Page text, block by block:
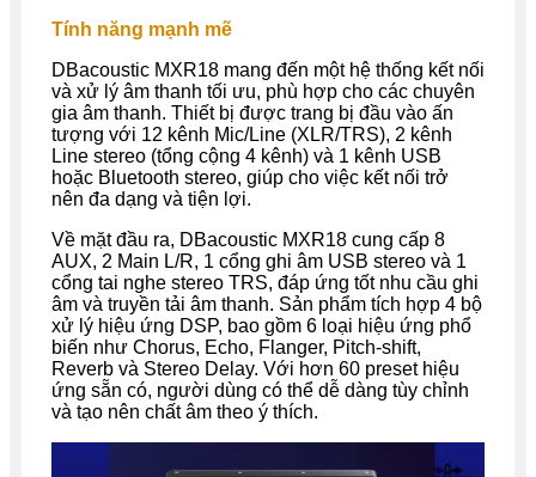
Tính năng mạnh mẽ
DBacoustic MXR18 mang đến một hệ thống kết nối
và xử lý âm thanh tối ưu, phù hợp cho các chuyên
gia âm thanh. Thiết bị được trang bị đầu vào ấn
tượng với 12 kênh Mic/Line (XLR/TRS), 2 kênh
Line stereo (tổng cộng 4 kênh) và 1 kênh USB
hoặc Bluetooth stereo, giúp cho việc kết nối trở
nên đa dạng và tiện lợi.
Về mặt đầu ra, DBacoustic MXR18 cung cấp 8
AUX, 2 Main L/R, 1 cổng ghi âm USB stereo và 1
cổng tai nghe stereo TRS, đáp ứng tốt nhu cầu ghi
âm và truyền tải âm thanh. Sản phẩm tích hợp 4 bộ
xử lý hiệu ứng DSP, bao gồm 6 loại hiệu ứng phổ
biến như Chorus, Echo, Flanger, Pitch-shift,
Reverb và Stereo Delay. Với hơn 60 preset hiệu
ứng sẵn có, người dùng có thể dễ dàng tùy chỉnh
và tạo nên chất âm theo ý thích.